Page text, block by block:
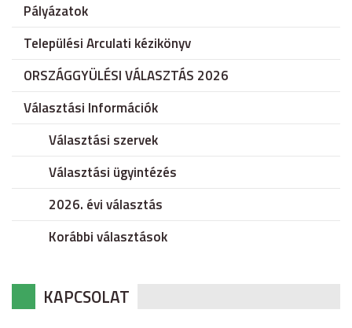
Pályázatok
Települési Arculati kézikönyv
ORSZÁGGYÜLÉSI VÁLASZTÁS 2026
Választási Információk
Választási szervek
Választási ügyintézés
2026. évi választás
Korábbi választások
KAPCSOLAT